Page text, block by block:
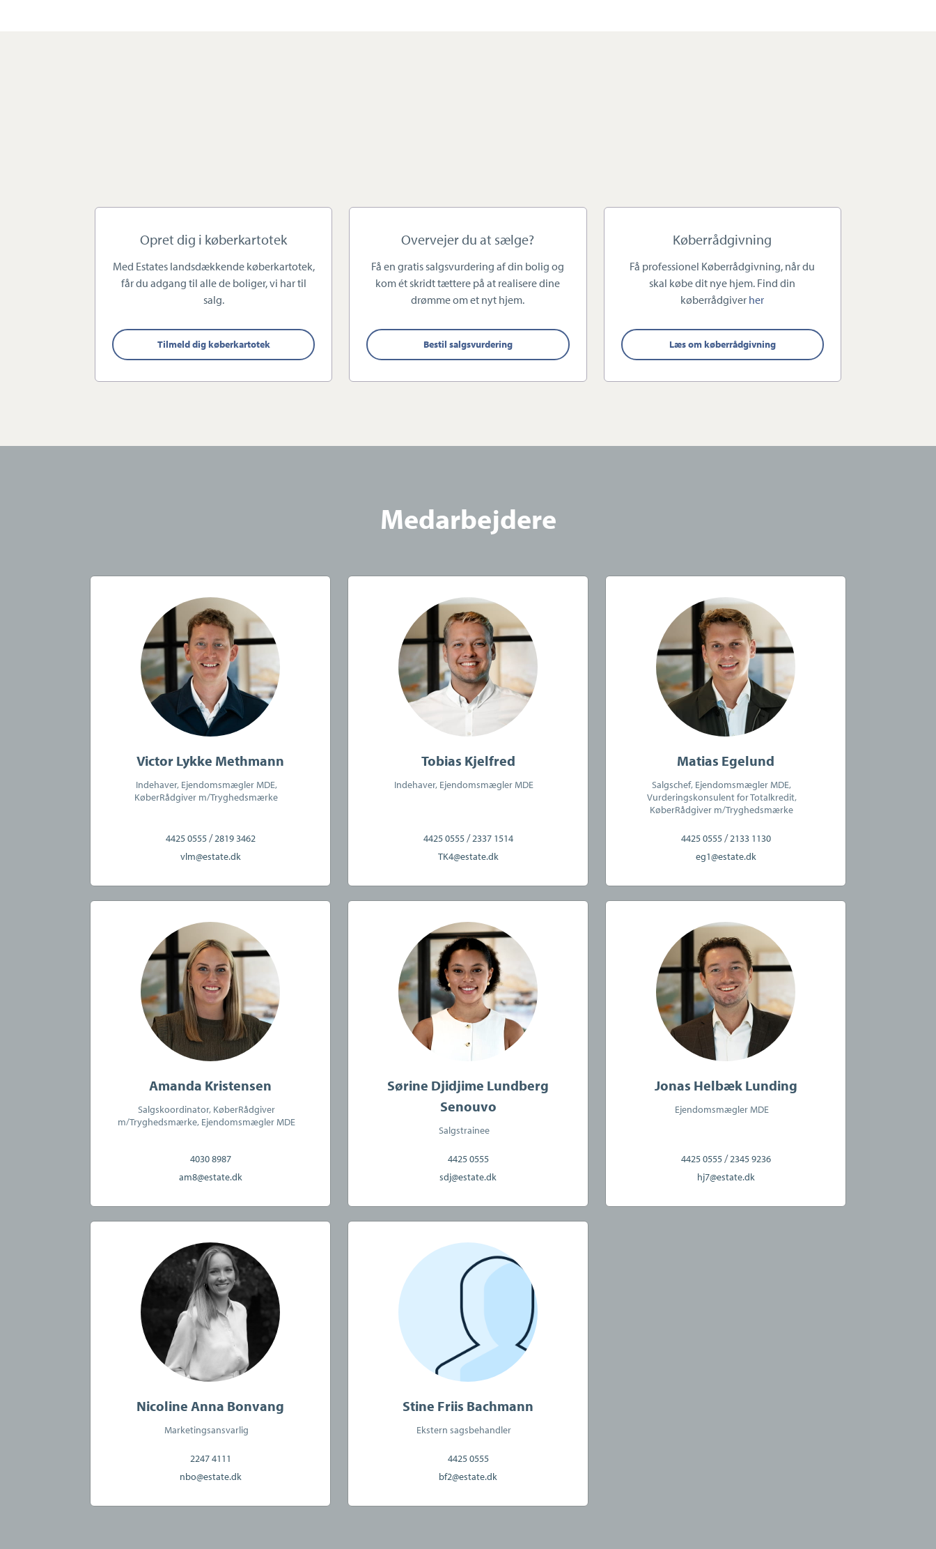
seniorer blomstrer. Her er lys og luft, villakvarterer, "storby" og et fantastisk
erhvervskvarter. Her er kort afstand til bymidten og masser af transportmuligheder: S-
togsstationer, buslinjer og alverdens cykelstier. I Ballerup-Smørum finder du alle
boligformer – lige fra haveforeningshuse, til villaer, parcelhuse, villalejligheder,
andelsboliger, rækkehuse og ejerlejligheder.
Vi arbejder benhårdt og ambitiøst for at være din foretrukne ejendomsmægler i
Ballerup-Smørum, og vi er først tilfredse, når vores kunder er det!
Køberrådgivning
CVR:39593521
Opret dig i køberkartotek
Med Estates landsdækkende køberkartotek,
får du adgang til alle de boliger, vi har til
salg.
Tilmeld dig køberkartotek
Overvejer du at sælge?
Få en gratis salgsvurdering af din bolig og
kom ét skridt tættere på at realisere dine
drømme om et nyt hjem.
Bestil salgsvurdering
Køberrådgivning
Få professionel Køberrådgivning, når du
skal købe dit nye hjem. Find din
køberrådgiver her
Læs om køberrådgivning
Medarbejdere
Victor Lykke Methmann
Indehaver, Ejendomsmægler MDE,
KøberRådgiver m/Tryghedsmærke
4425 0555/2819 3462
vlm@estate.dk
Tobias Kjelfred
Indehaver, Ejendomsmægler MDE
4425 0555/2337 1514
TK4@estate.dk
Matias Egelund
Salgschef, Ejendomsmægler MDE,
Vurderingskonsulent for Totalkredit,
KøberRådgiver m/Tryghedsmærke
4425 0555/2133 1130
eg1@estate.dk
Amanda Kristensen
Salgskoordinator, KøberRådgiver
m/Tryghedsmærke, Ejendomsmægler MDE
4030 8987
am8@estate.dk
Sørine Djidjime Lundberg
Senouvo
Salgstrainee
4425 0555
sdj@estate.dk
Jonas Helbæk Lunding
Ejendomsmægler MDE
4425 0555/2345 9236
hj7@estate.dk
Nicoline Anna Bonvang
Marketingsansvarlig
2247 4111
nbo@estate.dk
Stine Friis Bachmann
Ekstern sagsbehandler
4425 0555
bf2@estate.dk